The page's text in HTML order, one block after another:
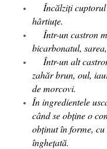
Încălziți cuptorul
hârtiuțe.
Într-un castron
bicarbonatul,
Într-un alt
zahăr brun, oul,
de morcovi.
În ingredientele
când se obține o
obținut în forme,
înghețată.